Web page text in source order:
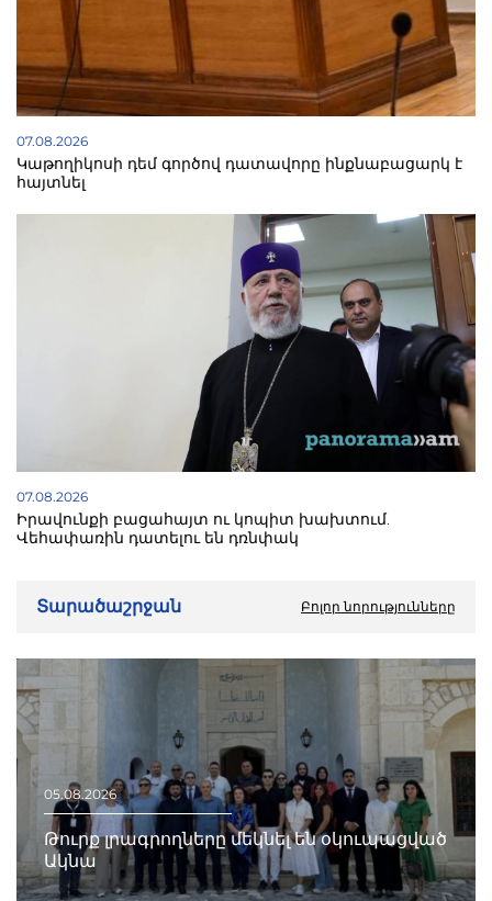
07.08.2026
Կաթողիկոսի դեմ գործով դատավորը ինքնաբացարկ է
հայտնել
07.08.2026
Իրավունքի բացահայտ ու կոպիտ խախտում.
Վեհափառին դատելու են դռնփակ
Տարածաշրջան Բոլոր նորությունները
05.08.2026
Թուրք լրագրողները մեկնել են օկուպացված
Ակնա